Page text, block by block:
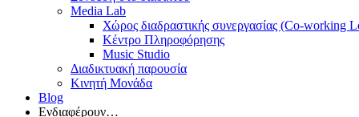
Media Lab
Χώρος διαδραστικής συνεργασίας (Co-working
Κέντρο Πληροφόρησης
Music Studio
Διαδικτυακή παρουσία
Κινητή Μονάδα
Blog
Ενδιαφέρουν…